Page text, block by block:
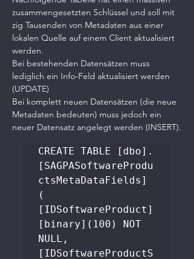
zusammengesetzten Schlüssel und soll mit
zig Tausenden von Metadaten aus einer
lokalen Quelle auf einem Client aktualisiert
werden.
Bei bestehenden Datensätzen muss
lediglich ein Info-Feld aktualisiert werden
(UPDATE)
Bei komplett neuen Datensätzen (die neue
Metadaten bedeuten) muss jedoch ein
neuer Datensatz angelegt werden (INSERT).
CREATE TABLE [dbo].
[SAGPASoftwareProdu
ctsMetaDataFields]
(
[IDSoftwareProduct]
[binary](100) NOT
NULL,
[IDSoftwareProductS